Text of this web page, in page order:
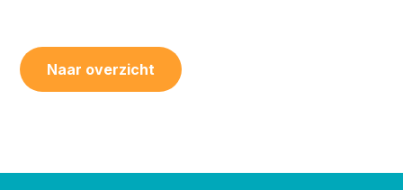
Naar overzicht